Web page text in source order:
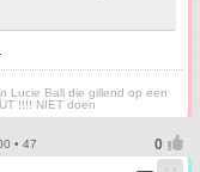
Lucie Ball die gillend op een
!!!! NIET doen
• 47